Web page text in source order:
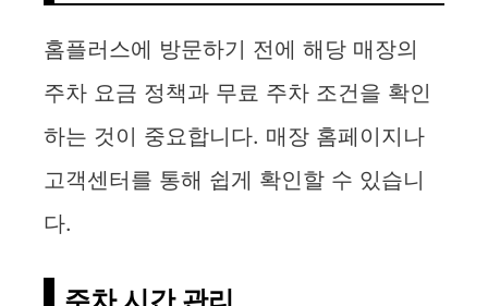
홈플러스에 방문하기 전에 해당 매장의
주차 요금 정책과 무료 주차 조건을 확인
하는 것이 중요합니다. 매장 홈페이지나
고객센터를 통해 쉽게 확인할 수 있습니
다.